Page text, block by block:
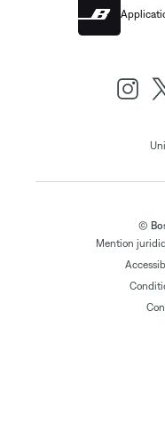
©
Mention